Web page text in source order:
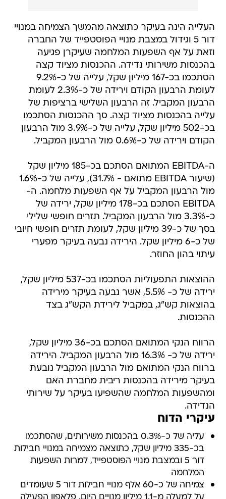
העלייה הינה בעיקר כתוצאה מהמשך הצמיחה במנויי
דור 5 וגידול במצבת מנויי הפוסטפייד של החברה
וזאת על אף השפעות המלחמה שעיקרן פגיעה
בהכנסות משירותי נדידה. ההכנסות מציוד קצה
הסתכמו בכ-167 מיליון שקל, עלייה של כ-9.2%
לעומת הרבעון הקודם וירידה של כ-2.3% לעומת
הרבעון המקביל. זה הרבעון השלישי ברציפות של
עלייה בהכנסות מציוד קצה. סך ההכנסות הסתכמו
בכ-502 מיליון שקל, עלייה של כ-3.9% מול הרבעון
הקודם וירידה של כ-0.6% מול הרבעון המקביל.
ה-EBITDA המתואם הסתכם בכ-185 מיליון שקל
(שיעור EBITDA מתואם - 31.7%), עלייה של כ-1.6%
מול הרבעון המקביל על אף השפעות מלחמה. ה-
EBITDA הסתכם בכ-178 מיליון שקל, ירידה של
כ-3.3% מול הרבעון המקביל. תזרים חופשי שלילי
בסך של כ-39 מיליון שקל, לעומת תזרים חופשי חיובי
של כ-6 מיליון שקל. הירידה נבעה בעיקר מפערי
עיתוי בהון החוזר.
ההוצאות התפעוליות הסתכמו בכ-537 מיליון שקל,
ירידה של כ- 5.5%, אשר נבעה בעיקר מירידה
בהוצאות קש"ג, במקביל לירידת הקש"ג בצד
ההכנסות.
הרווח הנקי המתואם הסתכם בכ-36 מיליון שקל,
ירידה של כ- 16.3% מול הרבעון המקביל. הירידה
ברווח הנקי המתואם מול הרבעון המקביל נובעת
בעיקר מירידה בהכנסות ריבית מחברת האם
ומהשפעות המלחמה שהשפיעו בעיקר על שירותי
הנדידה.
עיקרי הדוח
עליה של כ-0.3% בהכנסות משירותים, שהסתכמו
בכ-335 מיליון שקל, כתוצאה מצמיחה במנויי חבילות
דור 5 ובמצבת מנויי הפוסטפייד, למרות השפעות
המלחמה
צמיחה של כ-60 אלף מנויי חבילות דור 5 שעומדים
על למעלה מ-1.1 מיליון מנויים היום. פלאפון הפעילה